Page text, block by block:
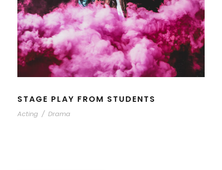
STAGE PLAY FROM STUDENTS
Acting / Drama